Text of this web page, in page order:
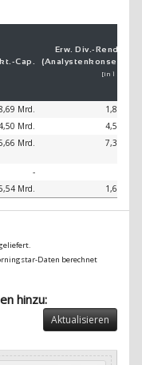
Cap.
Erw. Div.- Ren­di­te
(Analystenkonsens)
[in 1 Jahr]
Mrd.
1,86 %
Mrd.
4,59 %
Mrd. 7,36 %
-
Mrd. 1,63 %
Daten berechnet
hinzu:
Aktualisieren